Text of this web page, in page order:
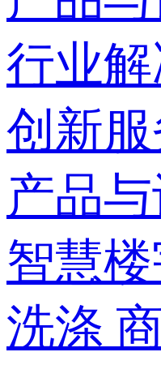
行业
创新
产品
智慧
洗涤